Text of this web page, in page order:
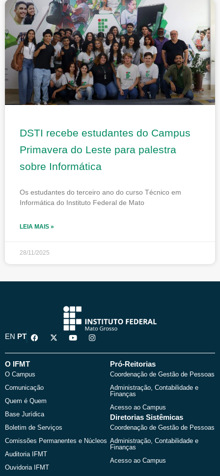
DSTI recebe estudantes do Campus
Primavera do Leste para palestra
sobre Informática
Os estudantes do terceiro ano do curso Técnico em
Informática do Instituto Federal de Mato
LEIA MAIS »
28/11/2025
EN PT
F
a
e
o
k
X
-
w
Y
o
t
I
n
t
O IFMT
O Campus
Comunicação
Quem é Quem
Base Jurídica
Boletim de Serviços
Comissões Permanentes e Núcleos
Auditoria IFMT
Ouvidoria IFMT
Pró-Reitorias
Coordenação de Gestão de Pessoas
Administração, Contabilidade e
Finanças
Acesso ao Campus
Diretorias Sistêmicas
Coordenação de Gestão de Pessoas
Administração, Contabilidade e
Finanças
Acesso ao Campus